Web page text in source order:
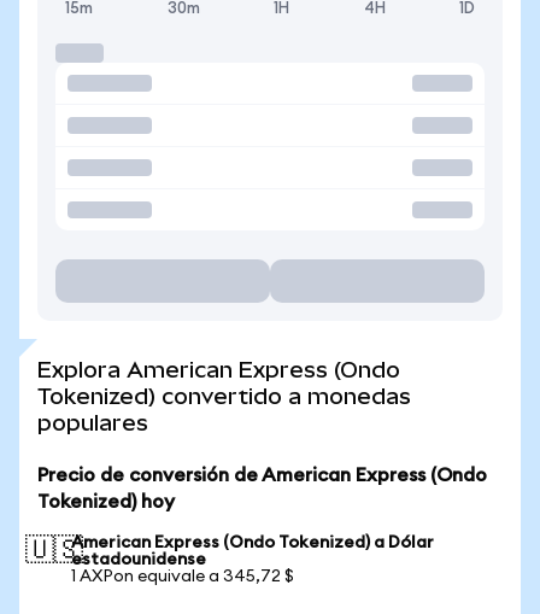
15m 30m 1H 4H 1D
Explora American Express (Ondo
Tokenized) convertido a monedas
populares
Precio de conversión de American Express (Ondo
Tokenized) hoy
🇺🇸American Express (Ondo Tokenized) a Dólar
estadounidense
1 AXPon equivale a 345,72 $